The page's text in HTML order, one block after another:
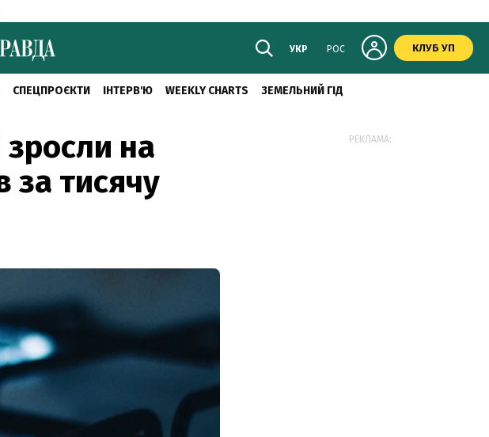
УКР РОС КЛУБ УП
СПЕЦПРОЄКТИ ІНТЕРВ'Ю WEEKLY CHARTS ЗЕМЕЛЬНИЙ ГІД
зросли на
за тисячу
РЕКЛАМА: